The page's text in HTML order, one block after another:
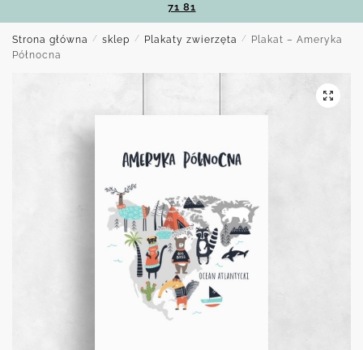
71 81
Strona główna / sklep / Plakaty zwierzęta /
Plakat – Ameryka
Północna